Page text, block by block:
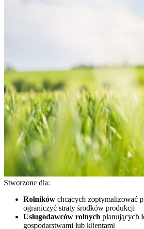
Stworzone dla:
Rolników chcących zoptymalizować
ograniczyć straty środków produkcji
Usługodawców rolnych planujących
gospodarstwami lub klientami